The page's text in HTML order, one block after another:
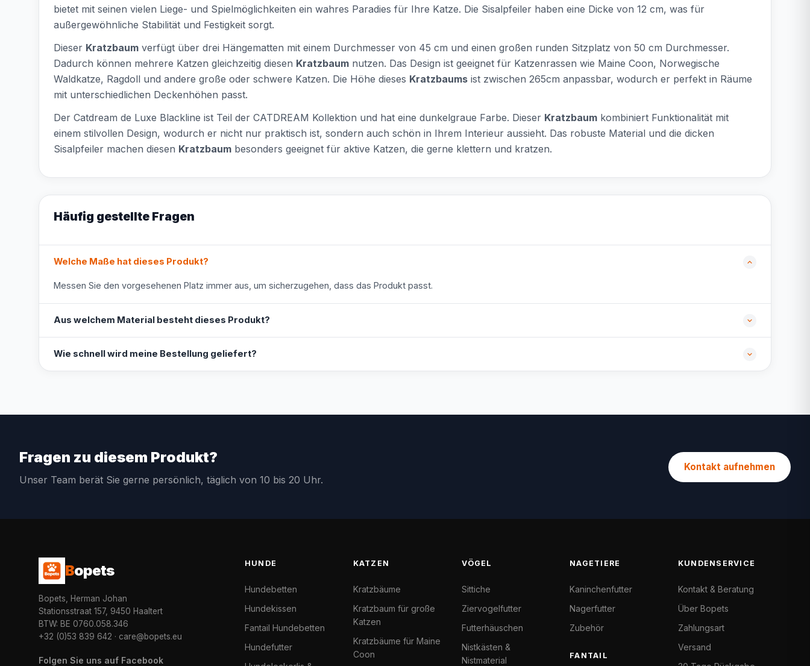
bietet mit seinen vielen Liege- und Spielmöglichkeiten ein wahres Paradies für Ihre Katze. Die Sisalpfeiler haben eine Dicke von 12 cm, was für
außergewöhnliche Stabilität und Festigkeit sorgt.
Dieser Kratzbaum verfügt über drei Hängematten mit einem Durchmesser von 45 cm und einen großen runden Sitzplatz von 50 cm Durchmesser.
Dadurch können mehrere Katzen gleichzeitig diesen Kratzbaum nutzen. Das Design ist geeignet für Katzenrassen wie Maine Coon, Norwegische
Waldkatze, Ragdoll und andere große oder schwere Katzen. Die Höhe dieses Kratzbaums ist zwischen 265cm anpassbar, wodurch er perfekt in Räume
mit unterschiedlichen Deckenhöhen passt.
Der Catdream de Luxe Blackline ist Teil der CATDREAM Kollektion und hat eine dunkelgraue Farbe. Dieser Kratzbaum kombiniert Funktionalität mit
einem stilvollen Design, wodurch er nicht nur praktisch ist, sondern auch schön in Ihrem Interieur aussieht. Das robuste Material und die dicken
Sisalpfeiler machen diesen Kratzbaum besonders geeignet für aktive Katzen, die gerne klettern und kratzen.
Häufig gestellte Fragen
Welche Maße hat dieses Produkt?
Messen Sie den vorgesehenen Platz immer aus, um sicherzugehen, dass das Produkt passt.
Aus welchem Material besteht dieses Produkt?
Wie schnell wird meine Bestellung geliefert?
Fragen zu diesem Produkt?
Unser Team berät Sie gerne persönlich, täglich von 10 bis 20 Uhr.
Kontakt aufnehmen
Bopets
Bopets, Herman Johan
Stationsstraat 157, 9450 Haaltert
BTW: BE 0760.058.346
+32 (0)53 839 642 · care@bopets.eu
Folgen Sie uns auf Facebook
HUNDE
Hundebetten
Hundekissen
Fantail Hundebetten
Hundefutter
KATZEN
Kratzbäume
Kratzbaum für große
Katzen
Kratzbäume für Maine
Coon
VÖGEL
Sittiche
Ziervogelfutter
Futterhäuschen
Nistkästen &
Nistmaterial
NAGETIERE
Kaninchenfutter
Nagerfutter
Zubehör
FANTAIL
KUNDENSERVICE
Kontakt & Beratung
Über Bopets
Zahlungsart
Versand